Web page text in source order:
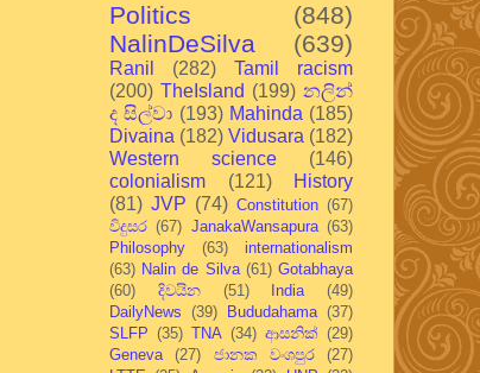
Politics
(848)
NalinDeSilva
(639)
Ranil (282)
Tamil racism
(200) TheIsland (199) නලින්
ද සිල්වා (193) Mahinda (185)
Divaina (182) Vidusara (182)
Western science
(146)
colonialism
(121)
History
(81) JVP (74) Constitution (67)
විදුසර (67) JanakaWansapura (63)
Philosophy
(63)
internationalism
(63) Nalin de Silva (61) Gotabhaya
(60)
දිවයින (51) India
(49)
DailyNews (39) Bududahama (37)
SLFP (35) TNA (34) ආසනික් (29)
Geneva
(27) ජානක වංශපුර
(27)